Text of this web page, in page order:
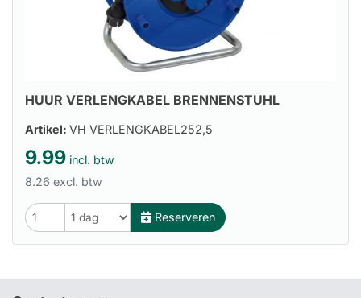
HUUR VERLENGKABEL BRENNENSTUHL
Artikel: VH VERLENGKABEL252,5
9.99 incl. btw
8.26 excl. btw
Reserveren